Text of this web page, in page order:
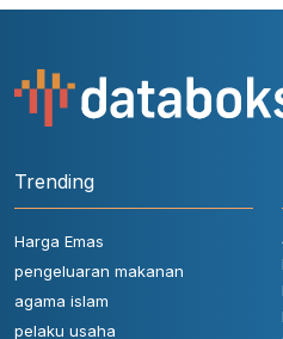
Trending
Harga Emas
pengeluaran makanan
agama islam
pelaku usaha